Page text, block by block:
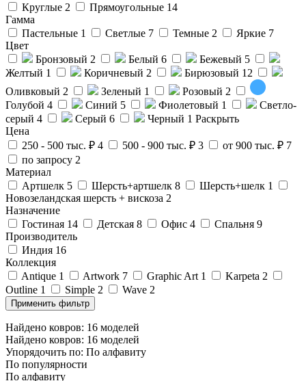
Круглые 2 Прямоугольные 14
Гамма
Пастельные 1 Светлые 7 Темные 2 Яркие 7
Цвет
Бронзовый 2 Белый 6 Бежевый 5
Желтый 1 Коричневый 2 Бирюзовый 12
Оливковый 2 Зеленый 1 Розовый 2
Голубой 4 Синий 5 Фиолетовый 1
Светло-
серый 4 Серый 6 Черный 1 Раскрыть
Цена
250 - 500 тыс. ₽ 4 500 - 900 тыс. ₽ 3 от 900 тыс. ₽ 7
по запросу 2
Материал
Артшелк 5 Шерсть+артшелк 8 Шерсть+шелк 1
Новозеландская шерсть + вискоза 2
Назначение
Гостиная 14 Детская 8 Офис 4 Спальня 9
Производитель
Индия 16
Коллекция
Antique 1 Artwork 7 Graphic Art 1 Karpeta 2
Outline 1 Simple 2 Wave 2
Найдено ковров: 16 моделей
Найдено ковров: 16 моделей
Упорядочить по: По алфавиту
По популярности
По алфавиту